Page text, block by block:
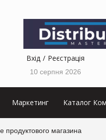
Вхід Реєстрація
10 серпня 2026
Маркетинг Каталог
магазина